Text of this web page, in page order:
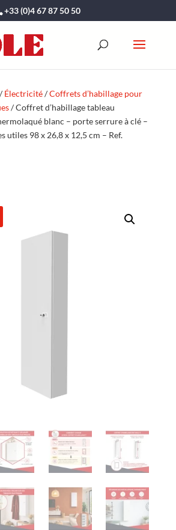
+33 (0)4 67 87 50 50
Électricité/Coffrets d’habillage pour
/ Coffret d’habillage tableau
blanc – porte serrure à clé –
utiles 98 x 26,8 x 12,5 cm – Ref.